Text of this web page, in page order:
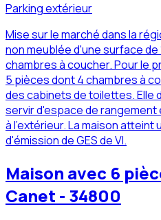
Parking extérieur
Mise sur le marché dans la
non meublée d'une surface de
chambres à coucher. Pour le
5 pièces dont 4 chambres à
des cabinets de toilettes. Elle
servir d'espace de
à l'extérieur. La maison atteint
d'émission de GES de VI.
Maison avec 6
Canet - 34800